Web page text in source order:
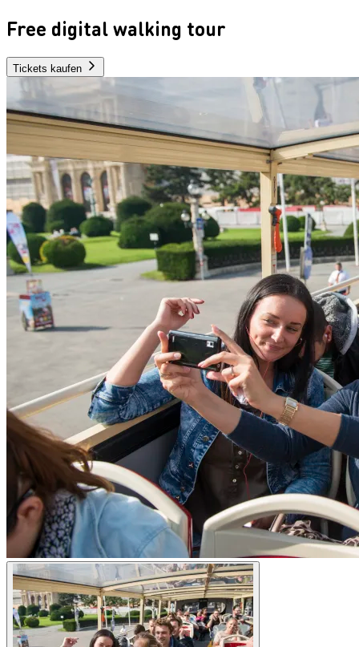
Free digital walking tour
Tickets kaufen